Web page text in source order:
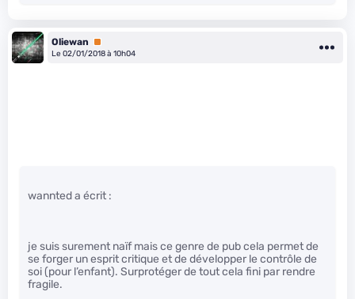
Oliewan
Premium
Le 02/01/2018 à 10h04
wannted a écrit :
je suis surement naïf mais ce genre de pub cela permet de
se forger un esprit critique et de développer le contrôle de
soi (pour l’enfant). Surprotéger de tout cela fini par rendre
fragile.